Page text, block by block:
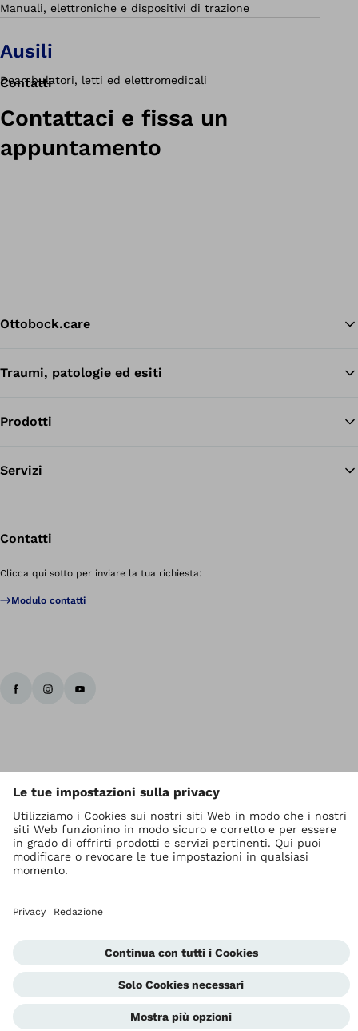
Manuali, elettroniche e dispositivi di trazione
Ausili
Deambulatori, letti ed elettromedicali
Contatti
Contattaci e fissa un
appuntamento
Ottobock.care
Traumi, patologie ed esiti
Prodotti
Servizi
Contatti
Clicca qui sotto per inviare la tua richiesta:
Modulo contatti
I diritti d' autore sono di Ottobock
Impostazioni relative alla protezione dei dati
Privacy
Unità di segnalazione